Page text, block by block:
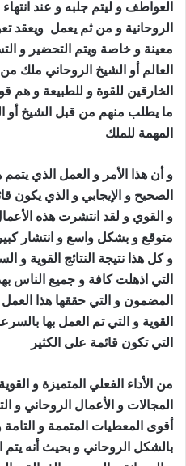
العواطف و ليتم جلبه و عند
الروحانية و من ثم يعمل
معينة و خاصة ويتم التحضير و
العالم أو الشيخ الروحاني ملك
الخارقين للقوة و للطبيعة و هم
ما يطلب منهم من قبل الشيخ أو
المهمة للملك
و أن هذا الأمر و العمل الذي
الصحيح و الإيجابي و الذي يكون
و القوي و لقد انتشرت هذه
متوقع و بشكل واسع و انتشار
و كل هذا نتيجة النتائج القوية و
التي اذهلت كافة و جميع الناس
المضمون و التي حققها هذا
القوية و التي تم العمل بها
التي تكون قائمة على الكثير
من الأداء الفعلي المتميزة و
المجالات و الأعمال الروحاني و
أقوى المعطيات المتممة و
بالشكل الروحاني و بحيث أنه يتم